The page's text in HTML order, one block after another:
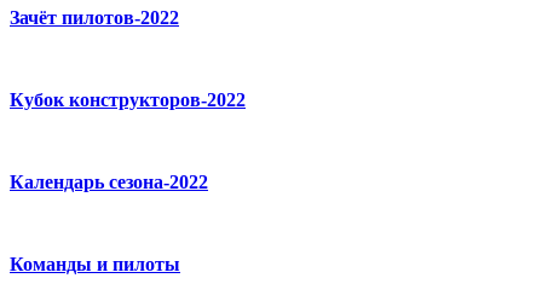
Зачёт пилотов-2022
Кубок конструкторов-2022
Календарь сезона-2022
Команды и пилоты